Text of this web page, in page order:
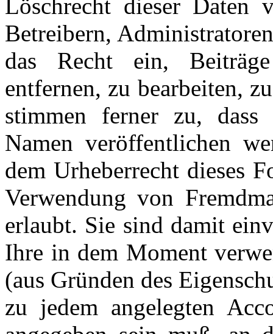
Löschrecht dieser Daten
Betreibern,
das Recht ein,
entfernen, zu bearbeiten,
stimmen ferner zu,
Namen veröffentlichen
dem Urheberrecht dieses
Verwendung von
erlaubt. Sie sind damit
Ihre in dem Moment
(aus Gründen des
zu jedem angelegten